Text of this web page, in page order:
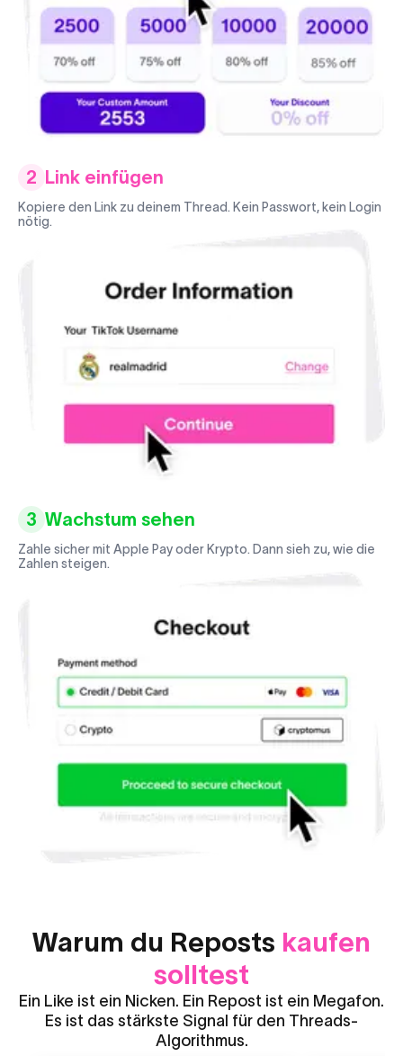
2 Link einfügen
Kopiere den Link zu deinem Thread. Kein Passwort, kein Login
nötig.
3 Wachstum sehen
Zahle sicher mit Apple Pay oder Krypto. Dann sieh zu, wie die
Zahlen steigen.
Warum du Reposts kaufen
solltest
Ein Like ist ein Nicken. Ein Repost ist ein Megafon.
Es ist das stärkste Signal für den Threads-
Algorithmus.